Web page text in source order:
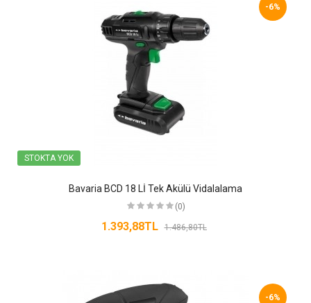
STOKTA YOK
-6%
Bavaria BCD 18 Lİ Tek Akülü Vidalalama
(0)
1.393,88TL 1.486,80TL
-6%